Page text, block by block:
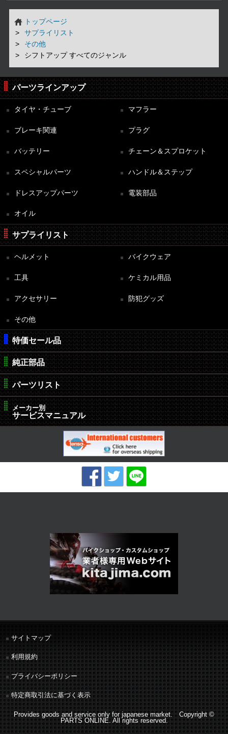
トップページ
サプライリスト
その他
シフトアップ すべてのジャンル
パーツラインアップ
タイヤ・チューブ マフラー
ブレーキ関連 プラグ
バッテリー チェーン＆スプロケット
スペシャルパーツ ハンドル＆ステップ
ドレスアップパーツ 電装部品
オイル
サプライリスト
ヘルメット バイクウェア
工具 ケミカル用品
アクセサリー 防犯グッズ
その他
特価セール品
純正部品
パーツリスト
メーカー別
サービスマニュアル
サイトマップ
利用規約
プライバシーポリシー
特定商取引法に基づく表示
Provides goods and service only for japanese market. Copyright ©
PARTS ONLINE. All rights reserved.